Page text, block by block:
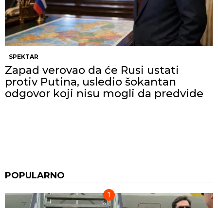
SPEKTAR
Zapad verovao da će Rusi ustati
protiv Putina, usledio šokantan
odgovor koji nisu mogli da predvide
POPULARNO